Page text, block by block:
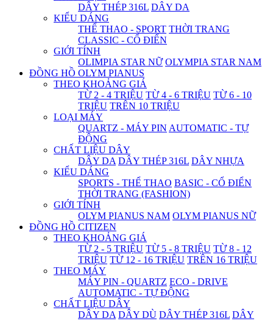
DÂY THÉP 316L DÂY DA
KIỂU DÁNG
THỂ THAO - SPORT THỜI TRANG
CLASSIC - CỔ ĐIỂN
GIỚI TÍNH
OLIMPIA STAR NỮ OLYMPIA STAR NAM
ĐỒNG HỒ OLYM PIANUS
THEO KHOẢNG GIÁ
TỪ 2 - 4 TRIỆU TỪ 4 - 6 TRIỆU TỪ 6 - 10
TRIỆU TRÊN 10 TRIỆU
LOẠI MÁY
QUARTZ - MÁY PIN AUTOMATIC - TỰ
ĐỘNG
CHẤT LIỆU DÂY
DÂY DA DÂY THÉP 316L DÂY NHỰA
KIỂU DÁNG
SPORTS - THỂ THAO BASIC - CỔ ĐIỂN
THỜI TRANG (FASHION)
GIỚI TÍNH
OLYM PIANUS NAM OLYM PIANUS NỮ
ĐỒNG HỒ CITIZEN
THEO KHOẢNG GIÁ
TỪ 2 - 5 TRIỆU TỪ 5 - 8 TRIỆU TỪ 8 - 12
TRIỆU TỪ 12 - 16 TRIỆU TRÊN 16 TRIỆU
THEO MÁY
MÁY PIN - QUARTZ ECO - DRIVE
AUTOMATIC - TỰ ĐỘNG
CHẤT LIỆU DÂY
DÂY DA DÂY DÙ DÂY THÉP 316L DÂY